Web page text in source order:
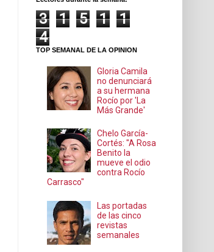
3 1 5 1
1
4
TOP SEMANAL DE LA OPINION
Gloria Camila
no denunciará
a su hermana
Rocío por 'La
Más Grande'
Chelo García-
Cortés: "A Rosa
Benito la
mueve el odio
contra Rocío
Carrasco"
Las portadas
de las cinco
revistas
semanales